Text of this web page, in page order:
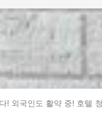
! 외국인도 활약 중! 호텔